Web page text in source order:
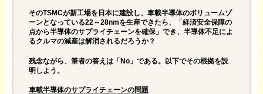
そのTSMCが新工場を日本に建設し、車載半導体のボリュームゾ
ーンとなっている22～28nmを生産できたら、「経済安全保障の
点から半導体のサプライチェーンを確保」でき、半導体不足によ
るクルマの減産は解消されるだろうか？
残念ながら、筆者の答えは「No」である。以下でその根拠を説
明しよう。
車載半導体のサプライチェーンの問題